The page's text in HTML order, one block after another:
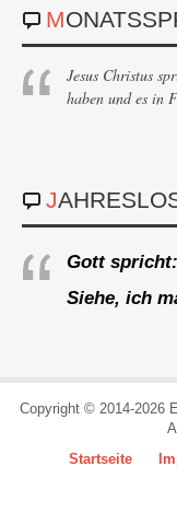
Jesus Christus
haben und es in
Bob Stevenson
StudeStudent
Gott spricht:
Siehe, ich
Copyright © 2014-2026
Startseite